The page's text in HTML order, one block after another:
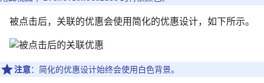
被点击后，关联的优惠会使用简化的优惠设计，如下所示。
注意：简化的优惠设计始终会使用白色背景。